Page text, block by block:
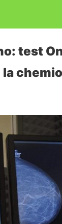
test
la chemio